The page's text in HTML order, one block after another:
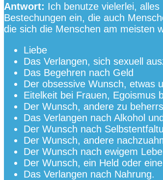
Antwort: Ich benutze vielerlei,
Bestechungen ein, die auch
die sich die Menschen am meisten
Liebe
Das Verlangen, sich sexuell
Das Begehren nach Geld
Der obsessive Wunsch, etwas
Eitelkeit bei Frauen, Egoismus
Der Wunsch, andere zu
Das Verlangen nach Alkohol
Der Wunsch nach
Der Wunsch, andere
Der Wunsch nach ewigem
Der Wunsch, ein Held oder
Das Verlangen nach Nahrung.